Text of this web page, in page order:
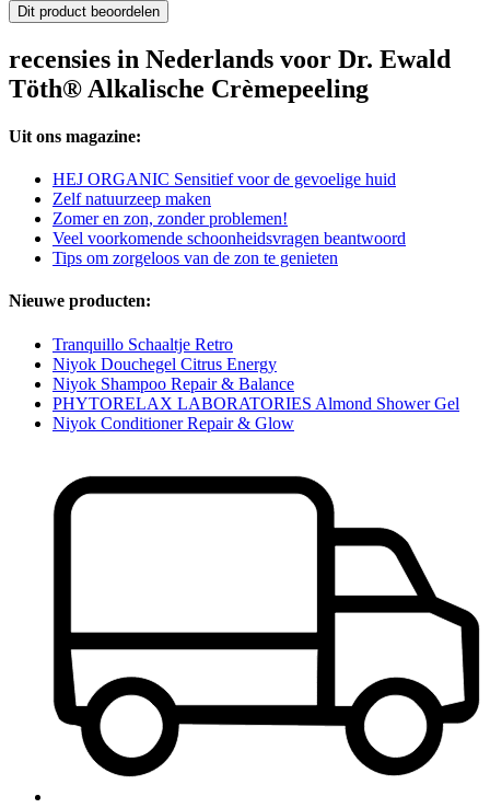
Dit product beoordelen
recensies in Nederlands voor Dr. Ewald
Töth® Alkalische Crèmepeeling
Uit ons magazine:
HEJ ORGANIC Sensitief voor de gevoelige huid
Zelf natuurzeep maken
Zomer en zon, zonder problemen!
Veel voorkomende schoonheidsvragen beantwoord
Tips om zorgeloos van de zon te genieten
Nieuwe producten:
Tranquillo Schaaltje Retro
Niyok Douchegel Citrus Energy
Niyok Shampoo Repair & Balance
PHYTORELAX LABORATORIES Almond Shower Gel
Niyok Conditioner Repair & Glow